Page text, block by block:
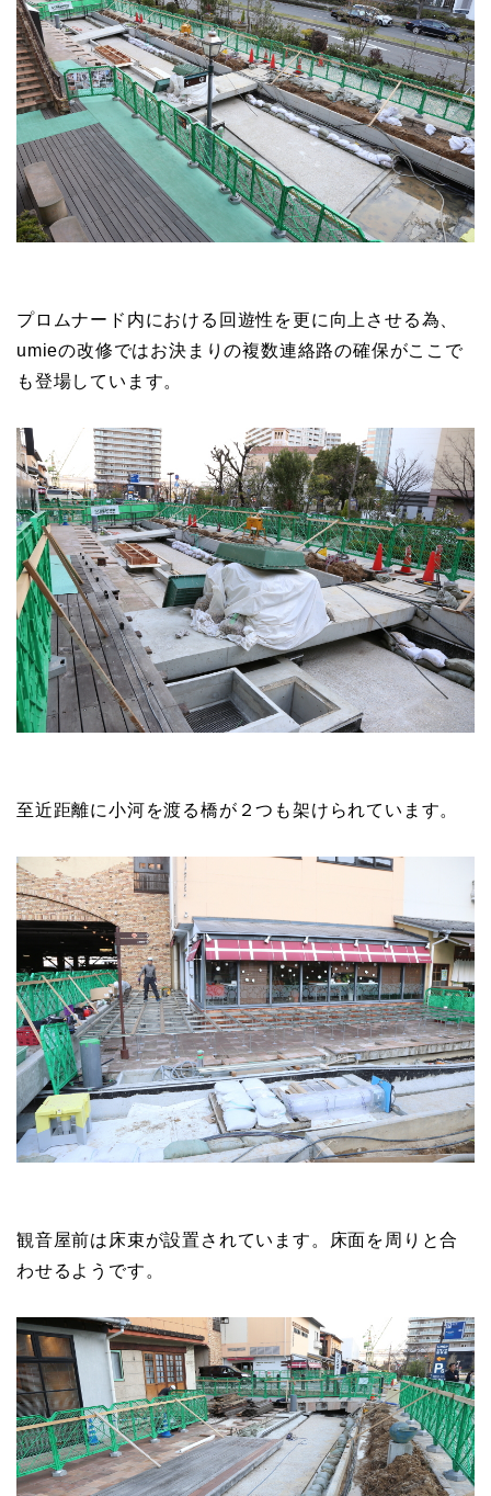
プロムナード内における回遊性を更に向上させる為、
umieの改修ではお決まりの複数連絡路の確保がここで
も登場しています。
至近距離に小河を渡る橋が２つも架けられています。
観音屋前は床束が設置されています。床面を周りと合
わせるようです。